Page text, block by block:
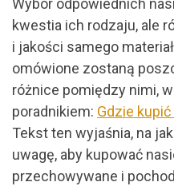
Wybór odpowiednich
kwestia ich rodzaju, ale
i jakości samego
omówione zostaną
różnice pomiędzy nimi,
poradnikiem: Gdzie
Tekst ten wyjaśnia, na
uwagę, aby kupować
przechowywane i